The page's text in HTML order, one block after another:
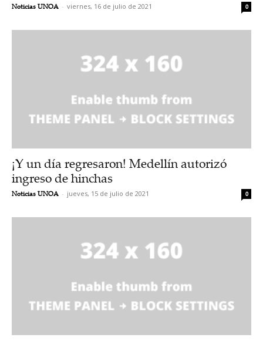
Noticias UNOA - viernes, 16 de julio de 2021 0
¡Y un día regresaron! Medellín autorizó
ingreso de hinchas
Noticias UNOA - jueves, 15 de julio de 2021 0